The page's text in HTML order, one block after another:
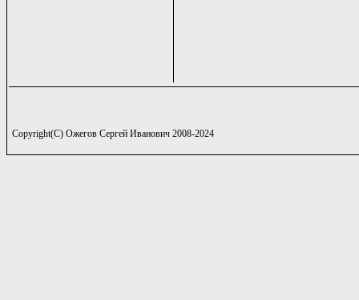
Copyright(C) Ожегов Сергей Иванович 2008-2024